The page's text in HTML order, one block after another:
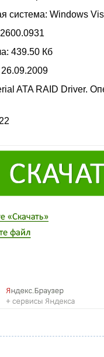
система: Windows
439.50 Кб
26.09.2009
ATA RAID Driver.